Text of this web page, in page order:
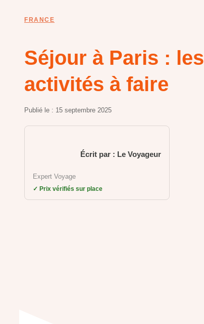
FRANCE
Séjour à Paris : les
activités à faire
Publié le : 15 septembre 2025
Écrit par : Le Voyageur
Expert Voyage
✓ Prix vérifiés sur place